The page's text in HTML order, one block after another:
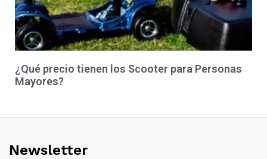
¿Qué precio tienen los Scooter para Personas
Mayores?
Newsletter